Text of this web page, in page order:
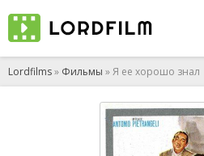
Lordfilms» Фильмы » Я ее хорошо знал